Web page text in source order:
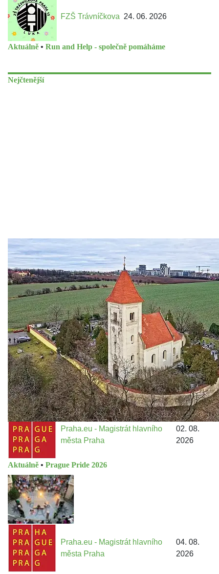
FZŠ Trávníčkova 24. 06. 2026
Aktuálně • Run and Help - společně pomáháme
Nejčtenější
Zastanem se 03. 08. 2026
Politika • Volební seriál #02: Nová výstavba v jihozápadním
městě
Jakými nástroji navrhujete vstupovat z pozice ÚMČ Praha
13 do procesů developerské výstavby např. v lokalitě
Třebonice a Chaby, kterou umožňuje nově schválený
Metropolitn...
Praha.eu - Magistrát hlavního
města Praha
02. 08.
2026
Aktuálně • Prague Pride 2026
Praha.eu - Magistrát hlavního
města Praha
04. 08.
2026